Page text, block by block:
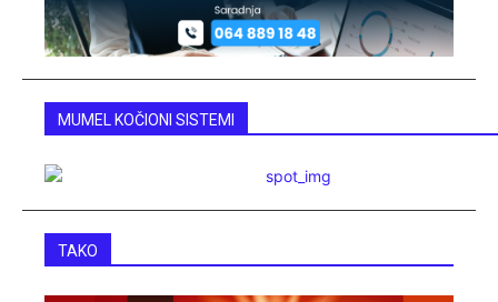
MUMEL KOČIONI SISTEMI
TAKO